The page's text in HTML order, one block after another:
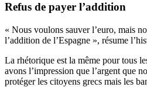
Refus de payer l’addition
« Nous voulons sauver l’euro, mais
l’addition de l’Espagne », résume
La rhétorique est la même pour tous
avons l’impression que l’argent que
protéger les citoyens grecs mais les